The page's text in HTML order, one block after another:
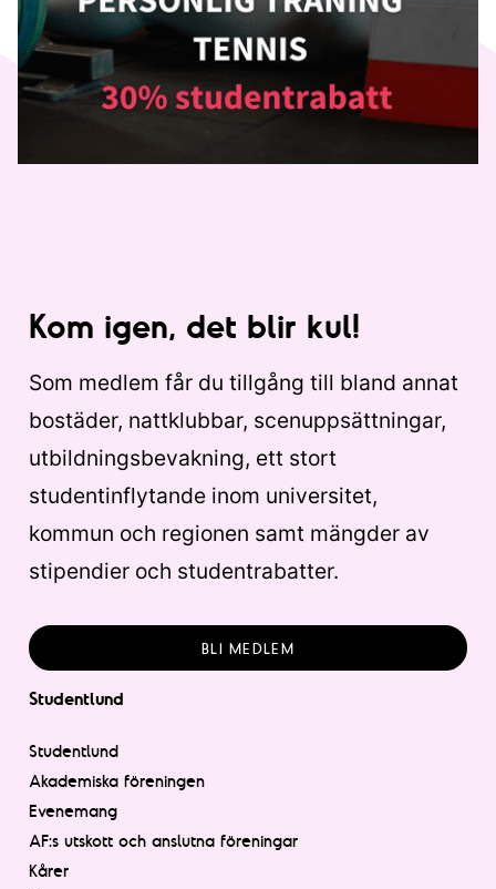
Kom igen, det blir kul!
Som medlem får du tillgång till bland annat
bostäder, nattklubbar, scenuppsättningar,
utbildningsbevakning, ett stort
studentinflytande inom universitet,
kommun och regionen samt mängder av
stipendier och studentrabatter.
BLI MEDLEM
Studentlund
Studentlund
Akademiska föreningen
Evenemang
AF:s utskott och anslutna föreningar
Kårer